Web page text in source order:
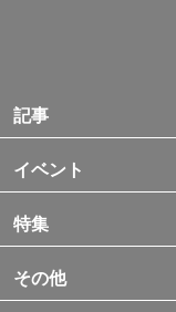
記事
イベント
特集
その他